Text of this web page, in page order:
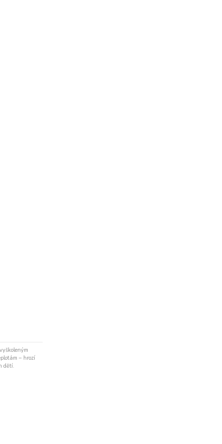
– hrozí
dětí.